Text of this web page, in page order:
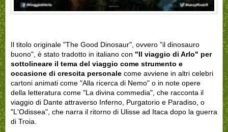
Il titolo originale "The Good Dinosaur", ovvero "il dinosauro
buono", è stato tradotto in italiano con "Il viaggio di Arlo" per
sottolineare il tema del viaggio come strumento e
occasione di crescita personale come avviene in altri celebri
cartoni animati come "Alla ricerca di Nemo" o in note opere
della letteratura come "La divina commedia", che racconta il
viaggio di Dante attraverso Inferno, Purgatorio e Paradiso, o
"L'Odissea", che narra il ritorno di Ulisse ad Itaca dopo la guerra
di Troia.